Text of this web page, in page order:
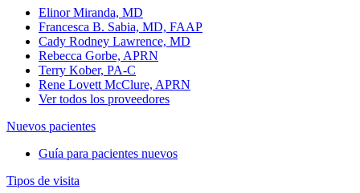
Elinor Miranda, MD
Francesca B. Sabia, MD, FAAP
Cady Rodney Lawrence, MD
Rebecca Gorbe, APRN
Terry Kober, PA-C
Rene Lovett McClure, APRN
Ver todos los proveedores
Nuevos pacientes
Guía para pacientes nuevos
Tipos de visita